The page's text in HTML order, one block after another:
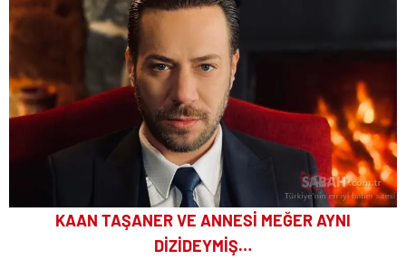
KAAN TAŞANER VE ANNESİ MEĞER AYNI
DİZİDEYMİŞ…